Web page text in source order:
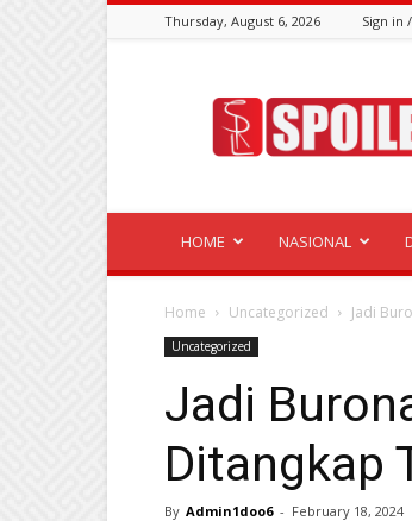
Thursday, August 6, 2026 Sign in
HOME NASIONAL
Home Uncategorized Jadi
Uncategorized
Jadi
Ditangkap
By Admin1doo6 - February 18, 2024